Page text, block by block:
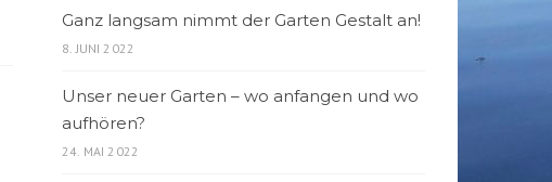
Ganz langsam nimmt der Garten Gestalt an!
8. JUNI 2022
Unser neuer Garten – wo anfangen und wo
aufhören?
24. MAI 2022